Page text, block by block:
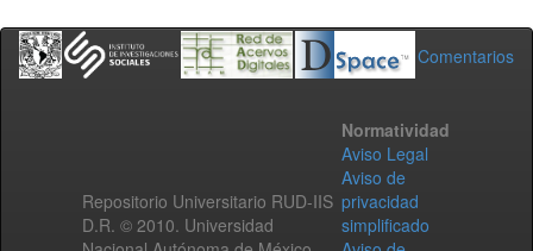
Comentarios
Repositorio Universitario RUD-IIS
D.R. © 2010. Universidad
Normatividad
Aviso Legal
Aviso de
privacidad
simplificado